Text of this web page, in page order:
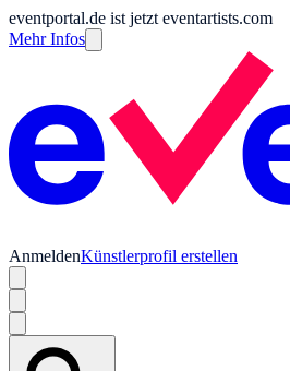
eventportal.de ist jetzt eventartists.com
Mehr Infos
AnmeldenKünstlerprofil erstellen